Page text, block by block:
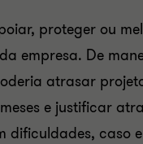
proteger ou
empresa. De
atrasar
e justificar
dificuldades, caso